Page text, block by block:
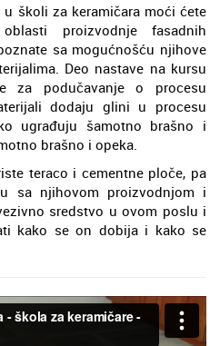
školi za keramičara moći ćete
proizvodnje fasadnih
sa mogućnošću njihove
Deo nastave na kursu
za podučavanje o procesu
dodaju glini u procesu
ugrađuju šamotno brašno i
brašno i opeka.
teraco i cementne ploče, pa
sa njihovom proizvodnjom i
sredstvo u ovom poslu i
kako se on dobija i kako se